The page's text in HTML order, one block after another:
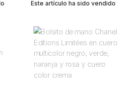
Este artículo ha sido vendido